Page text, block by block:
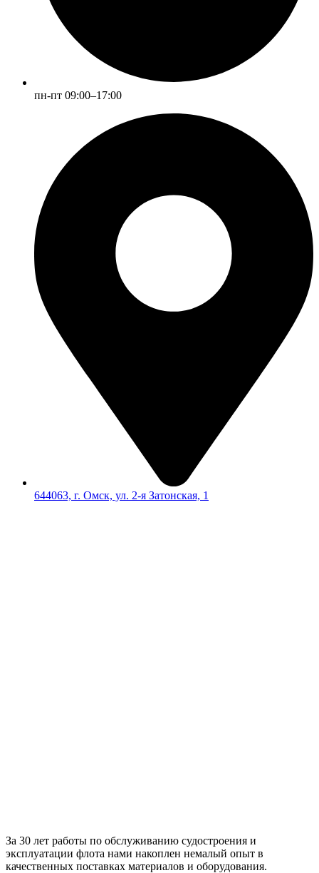
пн-пт 09:00–17:00
644063, г. Омск, ул. 2-я Затонская, 1
За 30 лет работы по обслуживанию судостроения и
эксплуатации флота нами накоплен немалый опыт в
качественных поставках материалов и оборудования.